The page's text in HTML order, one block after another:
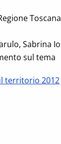
Regione
Sabrina
sul tema
territorio 2012